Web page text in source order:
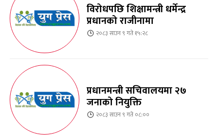
विरोधपछि शिक्षामन्त्री धर्मेन्द्र
प्रधानको राजीनामा
२०८३ साउन ९ गते १५:२८
प्रधानमन्त्री सचिवालयमा २७
जनाको नियुक्ति
२०८३ साउन ९ गते ०८:००